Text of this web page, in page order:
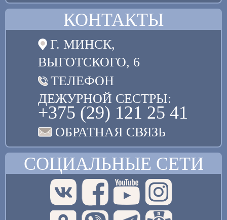
КОНТАКТЫ
Г. МИНСК,
ВЫГОТСКОГО, 6
ТЕЛЕФОН
ДЕЖУРНОЙ СЕСТРЫ:
+375 (29) 121 25 41
ОБРАТНАЯ СВЯЗЬ
СОЦИАЛЬНЫЕ СЕТИ